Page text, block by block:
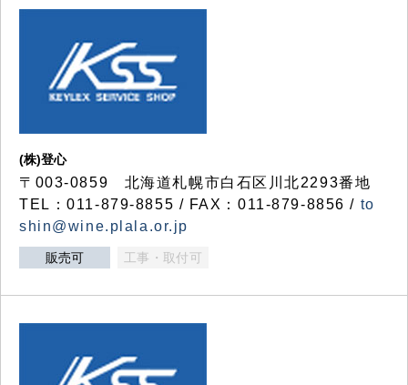
(株)登心
〒003-0859 北海道札幌市白石区川北2293番地
TEL：011-879-8855 / FAX：011-879-8856 / to
shin@wine.plala.or.jp
販売可 工事・取付可